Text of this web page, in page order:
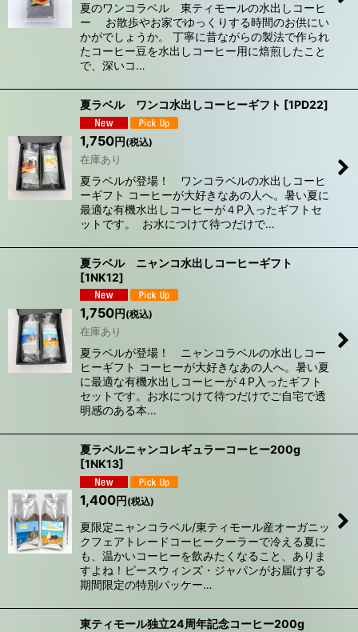
夏のワンコラベル 東ティモールの水出しコーヒ
ー お散歩やお家でゆっくりする時間のお供にい
かがでしょうか。 丁寧に昔ながらの製法で作られ
たコーヒー豆を水出しコーヒー用に焙煎したこと
で、深いコ…
夏ラベル ワンコ水出しコーヒーギフト [1PD22]
1,750円 (税込)
在庫あり
夏ラベルが登場！ ワンコラベルの水出しコーヒ
ーギフト コーヒーが大好きなあの人へ。暑い夏に
最適な有機水出しコーヒーが４P入ったギフトセ
ットです。 お水につけて待つだけで…
夏ラベル ニャンコ水出しコーヒーギフト
[1NK12]
1,750円 (税込)
在庫あり
夏ラベルが登場！ ニャンコラベルの水出しコー
ヒーギフト コーヒーが大好きなあの人へ。暑い夏
に最適な有機水出しコーヒーが４P入ったギフト
セットです。お水につけて待つだけでご自宅で透
明感のある本…
夏ラベルニャンコレギュラーコーヒー200g
[1NK13]
1,400円 (税込)
夏限定ニャンコラベル/東ティモール産オーガニッ
クフェアトレードコーヒークーラーで冷える夏に
も、温かいコーヒーを飲みたくなること、ありま
すよね！ピースウィンズ・ジャパンがお届けする
期間限定の特別パッケー…
東ティモール独立24周年記念コーヒー200g